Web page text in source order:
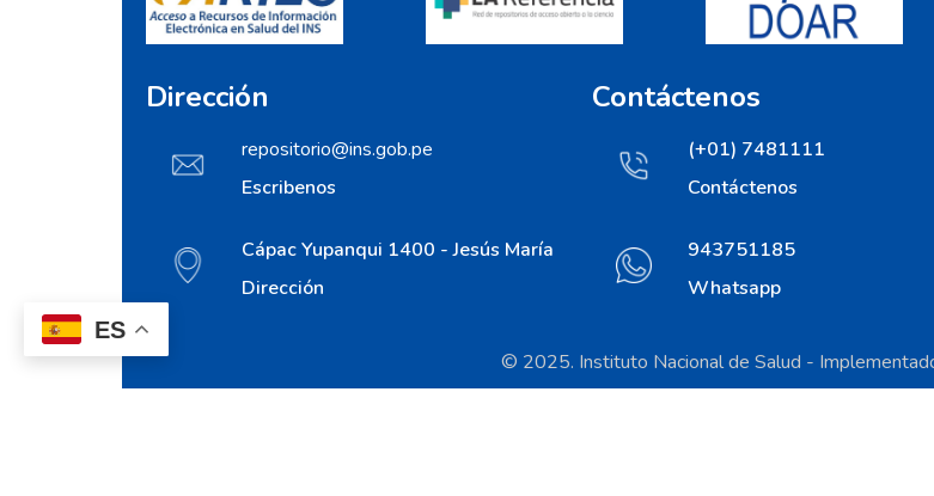
ES
Dirección
repositorio@ins.gob.pe
Escribenos
Cápac Yupanqui 1400 - Jesús María
Dirección
Contáctenos
(+01) 7481111
Contáctenos
943751185
Whatsapp
© 2025. Instituto Nacional de Salud -